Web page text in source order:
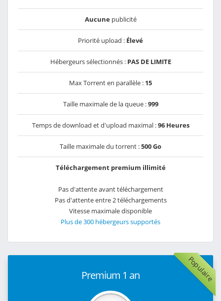
Aucunepublicité
Priorité upload : Élevé
Hébergeurs sélectionnés : PAS DE LIMITE
Max Torrent en parallèle : 15
Taille maximale de la queue :999
Temps de download et d'upload maximal :96 Heures
Taille maximale du torrent :500 Go
Téléchargement premium illimité
Pas d'attente avant téléchargement
Pas d'attente entre 2 téléchargements
Vitesse maximale disponible
Plus de 300 hébergeurs supportés
Populaire
Premium 1 an